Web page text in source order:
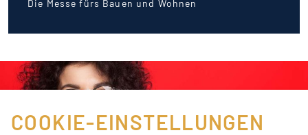
Die Messe fürs Bauen und Wohnen
COOKIE-EINSTELLUNGEN